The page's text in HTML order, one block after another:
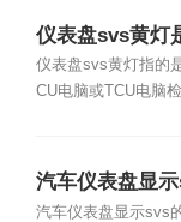
仪表盘svs黄灯
仪表盘svs黄灯指的
CU电脑或TCU电脑
汽车仪表盘显
汽车仪表盘显示svs